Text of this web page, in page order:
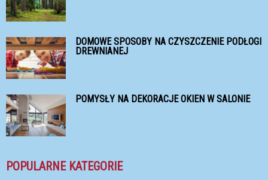
DOMOWE SPOSOBY NA CZYSZCZENIE PODŁOGI
DREWNIANEJ
POMYSŁY NA DEKORACJE OKIEN W SALONIE
POPULARNE KATEGORIE